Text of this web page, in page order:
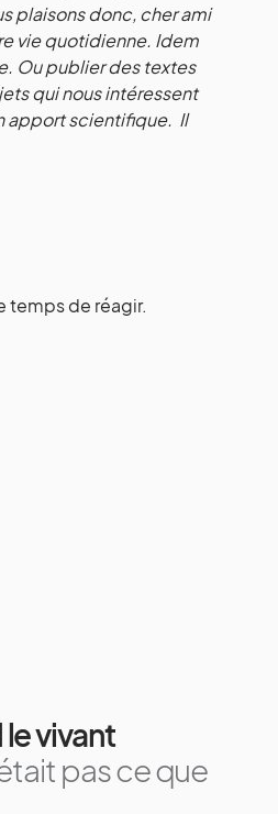
plaisons donc, cher ami
vie quotidienne. Idem
Ou publier des textes
qui nous intéressent
apport scientifique. Il
temps de réagir.
vivant
pas ce que